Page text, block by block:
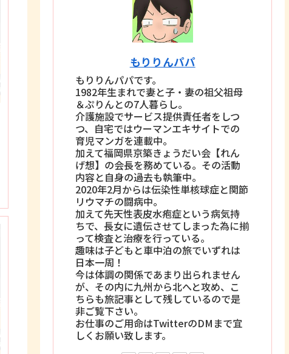
もりりんパパ
もりりんパパです。
1982年生まれで妻と子・妻の祖父祖母
＆ぷりんとの7人暮らし。
介護施設でサービス提供責任者をしつ
つ、自宅ではウーマンエキサイトでの
育児マンガを連載中。
加えて福岡県京築きょうだい会【れん
げ想】の会長を務めている。その活動
内容と自身の過去も執筆中。
2020年2月からは伝染性単核球症と関節
リウマチの闘病中。
加えて先天性表皮水疱症という病気持
ちで、長女に遺伝させてしまった為に揃
って検査と治療を行っている。
趣味は子どもと車中泊の旅でいずれは
日本一周！
今は体調の関係であまり出られません
が、その内に九州から北へと攻め、こ
ちらも旅記事として残しているので是
非ご覧下さい。
お仕事のご用命はTwitterのDMまで宜
しくお願い致します。